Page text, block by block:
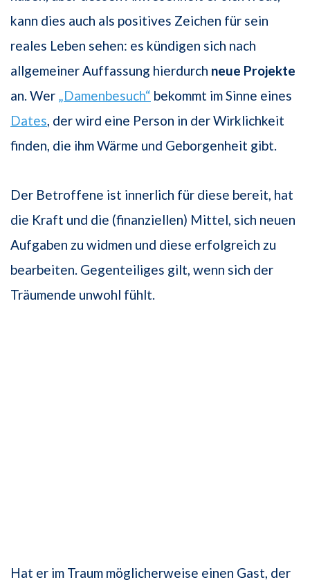
kann dies auch als positives Zeichen für sein
reales Leben sehen: es kündigen sich nach
allgemeiner Auffassung hierdurch neue Projekte
an. Wer „Damenbesuch“ bekommt im Sinne eines
Dates, der wird eine Person in der Wirklichkeit
finden, die ihm Wärme und Geborgenheit gibt.
Der Betroffene ist innerlich für diese bereit, hat
die Kraft und die (finanziellen) Mittel, sich neuen
Aufgaben zu widmen und diese erfolgreich zu
bearbeiten. Gegenteiliges gilt, wenn sich der
Träumende unwohl fühlt.
Hat er im Traum möglicherweise einen Gast, der